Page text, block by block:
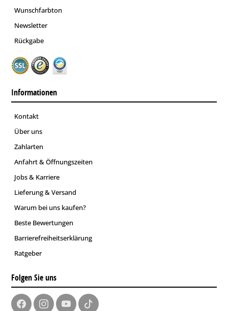
Wunschfarbton
Newsletter
Rückgabe
Informationen
Kontakt
Über uns
Zahlarten
Anfahrt & Öffnungszeiten
Jobs & Karriere
Lieferung & Versand
Warum bei uns kaufen?
Beste Bewertungen
Barrierefreiheitserklärung
Ratgeber
Folgen Sie uns